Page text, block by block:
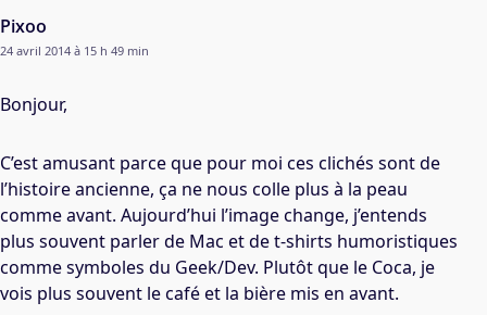
Pixoo
24 avril 2014 à 15 h 49 min
Bonjour,
C’est amusant parce que pour moi ces clichés sont de
l’histoire ancienne, ça ne nous colle plus à la peau
comme avant. Aujourd’hui l’image change, j’entends
plus souvent parler de Mac et de t-shirts humoristiques
comme symboles du Geek/Dev. Plutôt que le Coca, je
vois plus souvent le café et la bière mis en avant.